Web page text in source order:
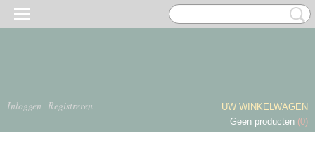
Inloggen Registreren
UW WINKELWAGEN
Geen producten (0)